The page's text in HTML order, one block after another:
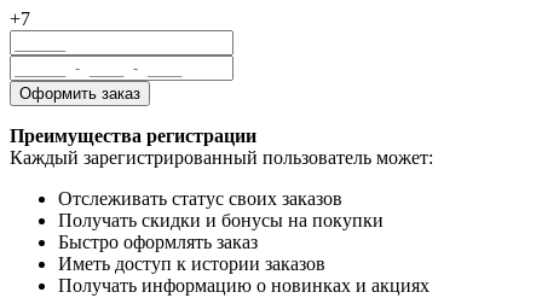
+7
Преимущества регистрации
Каждый зарегистрированный пользователь может:
Отслеживать статус своих заказов
Получать скидки и бонусы на покупки
Быстро оформлять заказ
Иметь доступ к истории заказов
Получать информацию о новинках и акциях